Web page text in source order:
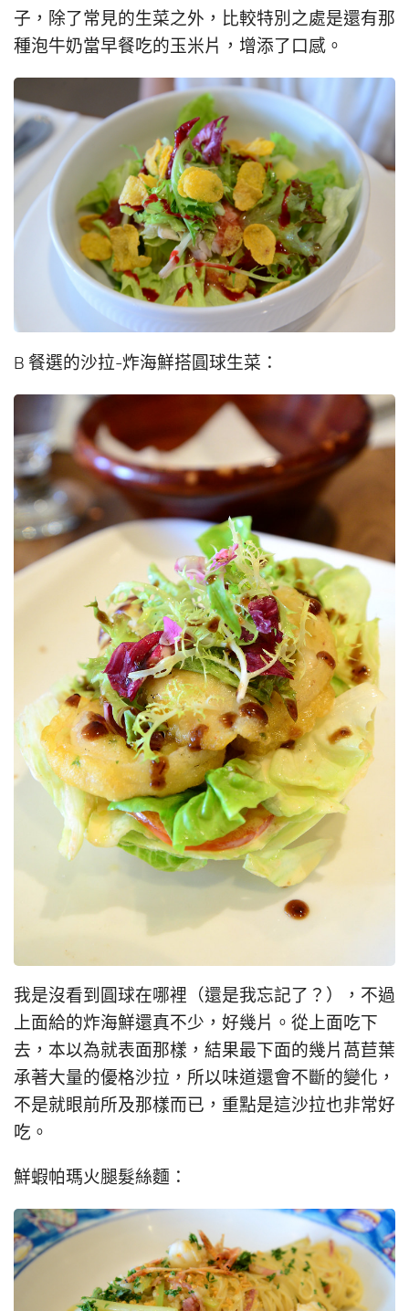
子，除了常見的生菜之外，比較特別之處是還有那
種泡牛奶當早餐吃的玉米片，增添了口感。
B 餐選的沙拉-炸海鮮搭圓球生菜：
我是沒看到圓球在哪裡（還是我忘記了？），不過
上面給的炸海鮮還真不少，好幾片。從上面吃下
去，本以為就表面那樣，結果最下面的幾片萵苣葉
承著大量的優格沙拉，所以味道還會不斷的變化，
不是就眼前所及那樣而已，重點是這沙拉也非常好
吃。
鮮蝦帕瑪火腿髮絲麵：